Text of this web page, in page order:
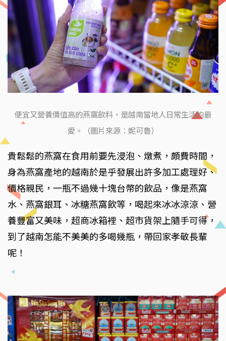
便宜又營養價值高的燕窩飲料，是越南當地人日常生活的最
愛。（圖片來源：妮可魯）
貴鬆鬆的燕窩在食用前要先浸泡、燉煮，頗費時間，
身為燕窩產地的越南於是乎發展出許多加工處理好、
價格親民，一瓶不過幾十塊台幣的飲品，像是燕窩
水、燕窩銀耳、冰糖燕窩飲等，喝起來冰冰涼涼、營
養豐富又美味，超商冰箱裡、超市貨架上隨手可得，
到了越南怎能不美美的多喝幾瓶，帶回家孝敬長輩
呢！